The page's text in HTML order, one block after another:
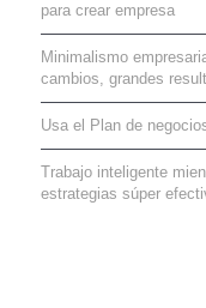
para crear empresa
Minimalismo
cambios, grandes
Usa el Plan de
Trabajo inteligente
estrategias súper